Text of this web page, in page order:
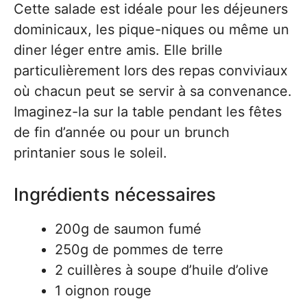
Cette salade est idéale pour les déjeuners
dominicaux, les pique-niques ou même un
diner léger entre amis. Elle brille
particulièrement lors des repas conviviaux
où chacun peut se servir à sa convenance.
Imaginez-la sur la table pendant les fêtes
de fin d’année ou pour un brunch
printanier sous le soleil.
Ingrédients nécessaires
200g de saumon fumé
250g de pommes de terre
2 cuillères à soupe d’huile d’olive
1 oignon rouge